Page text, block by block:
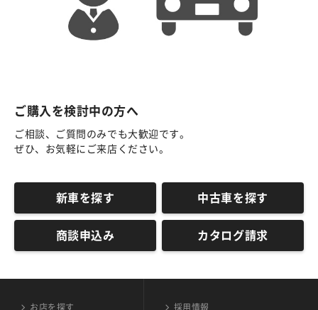
ご購入を検討中の方へ
ご相談、ご質問のみでも大歓迎です。
ぜひ、お気軽にご来店ください。
新車を探す 中古車を探す
商談申込み カタログ請求
お店を探す 採用情報